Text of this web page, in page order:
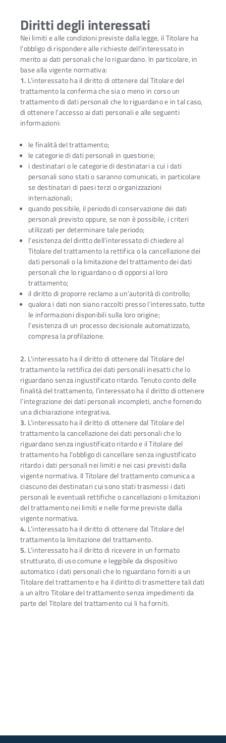
Diritti degli interessati
Nei limiti e alle condizioni previste dalla legge, il Titolare ha
l’obbligo di rispondere alle richieste dell’interessato in
merito ai dati personali che lo riguardano. In particolare, in
base alla vigente normativa:
1. L’interessato ha il diritto di ottenere dal Titolare del
trattamento la conferma che sia o meno in corso un
trattamento di dati personali che lo riguardano e in tal caso,
di ottenere l’accesso ai dati personali e alle seguenti
informazioni:
le finalità del trattamento;
le categorie di dati personali in questione;
i destinatari o le categorie di destinatari a cui i dati
personali sono stati o saranno comunicati, in particolare
se destinatari di paesi terzi o organizzazioni
internazionali;
quando possibile, il periodo di conservazione dei dati
personali previsto oppure, se non è possibile, i criteri
utilizzati per determinare tale periodo;
l’esistenza del diritto dell’interessato di chiedere al
Titolare del trattamento la rettifica o la cancellazione dei
dati personali o la limitazione del trattamento dei dati
personali che lo riguardano o di opporsi al loro
trattamento;
il diritto di proporre reclamo a un’autorità di controllo;
qualora i dati non siano raccolti presso l’interessato, tutte
le informazioni disponibili sulla loro origine;
l’esistenza di un processo decisionale automatizzato,
compresa la profilazione.
2. L’interessato ha il diritto di ottenere dal Titolare del
trattamento la rettifica dei dati personali inesatti che lo
riguardano senza ingiustificato ritardo. Tenuto conto delle
finalità del trattamento, l’interessato ha il diritto di ottenere
l’integrazione dei dati personali incompleti, anche fornendo
una dichiarazione integrativa.
3. L’interessato ha il diritto di ottenere dal Titolare del
trattamento la cancellazione dei dati personali che lo
riguardano senza ingiustificato ritardo e il Titolare del
trattamento ha l’obbligo di cancellare senza ingiustificato
ritardo i dati personali nei limiti e nei casi previsti dalla
vigente normativa. Il Titolare del trattamento comunica a
ciascuno dei destinatari cui sono stati trasmessi i dati
personali le eventuali rettifiche o cancellazioni o limitazioni
del trattamento nei limiti e nelle forme previste dalla
vigente normativa.
4. L’interessato ha il diritto di ottenere dal Titolare del
trattamento la limitazione del trattamento.
5. L’interessato ha il diritto di ricevere in un formato
strutturato, di uso comune e leggibile da dispositivo
automatico i dati personali che lo riguardano forniti a un
Titolare del trattamento e ha il diritto di trasmettere tali dati
a un altro Titolare del trattamento senza impedimenti da
parte del Titolare del trattamento cui li ha forniti.